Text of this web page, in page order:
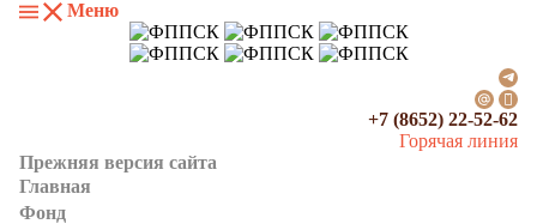
Меню
+7 (8652) 22-52-62
Горячая линия
Прежняя версия сайта
Главная
Фонд